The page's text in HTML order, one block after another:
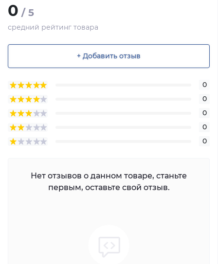
0 / 5
средний рейтинг товара
+ Добавить отзыв
0
0
0
0
0
Нет отзывов о данном товаре, станьте
первым, оставьте свой отзыв.